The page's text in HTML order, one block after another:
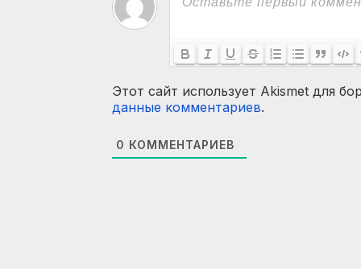
Этот сайт использует Akismet для
данные комментариев.
0 КОММЕНТАРИЕВ